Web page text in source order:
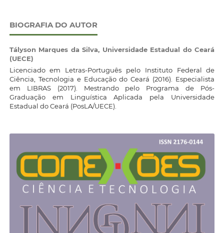
BIOGRAFIA DO AUTOR
Tályson Marques da Silva, Universidade Estadual do Ceará
(UECE)
Licenciado em Letras-Português pelo Instituto Federal de
Ciência, Tecnologia e Educação do Ceará (2016). Especialista
em LIBRAS (2017). Mestrando pelo Programa de Pós-
Graduação em Linguística Aplicada pela Universidade
Estadual do Ceará (PosLA/UECE).